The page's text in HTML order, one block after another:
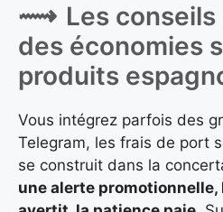
Les
des économies
produits
Vous intégrez parfois des
Telegram, les frais de port
se construit dans la
une alerte promotionnelle,